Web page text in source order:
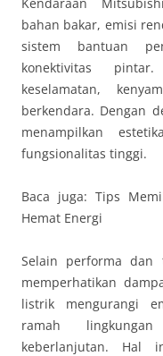
bahan bakar, emisi
sistem bantuan
konektivitas
keselamatan,
berkendara. Dengan
menampilkan
fungsionalitas tinggi.
Baca juga: Tips
Hemat Energi
Selain performa dan
memperhatikan
listrik mengurangi
ramah
keberlanjutan. Hal